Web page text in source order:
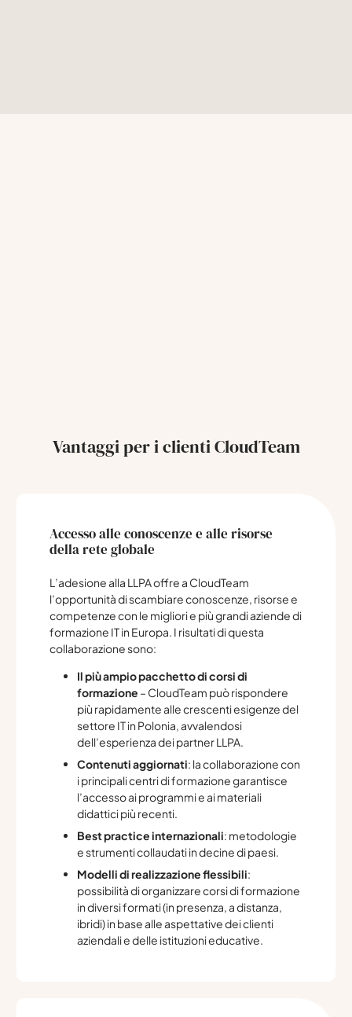
Vantaggi per i clienti CloudTeam
Accesso alle conoscenze e alle risorse
della rete globale
L’adesione alla LLPA offre a CloudTeam
l’opportunità di scambiare conoscenze, risorse e
competenze con le migliori e più grandi aziende di
formazione IT in Europa. I risultati di questa
collaborazione sono:
Il più ampio pacchetto di corsi di
formazione – CloudTeam può rispondere
più rapidamente alle crescenti esigenze del
settore IT in Polonia, avvalendosi
dell’esperienza dei partner LLPA.
Contenuti aggiornati: la collaborazione con
i principali centri di formazione garantisce
l’accesso ai programmi e ai materiali
didattici più recenti.
Best practice internazionali: metodologie
e strumenti collaudati in decine di paesi.
Modelli di realizzazione flessibili:
possibilità di organizzare corsi di formazione
in diversi formati (in presenza, a distanza,
ibridi) in base alle aspettative dei clienti
aziendali e delle istituzioni educative.